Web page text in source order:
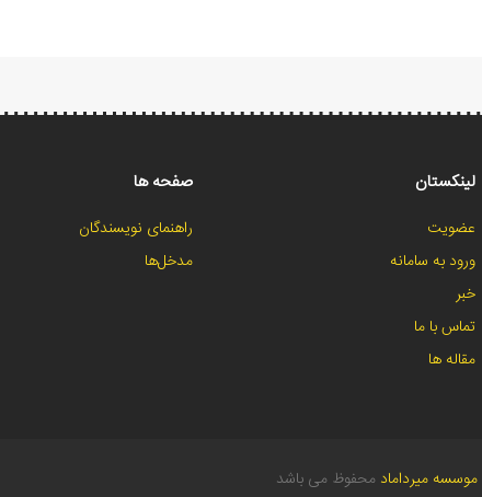
لینکستان
عضویت
ورود به سامانه
خبر
تماس با ما
مقاله ها
صفحه ها
راهنمای نویسندگان
مدخل‌ها
موسسه میرداماد محفوظ می باشد